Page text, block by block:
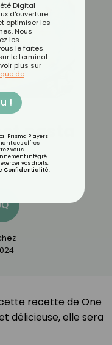
pasta
recette de One
délicieuse, elle sera
Digital
d'ouverture
optimiser les
Nous
les
le faites
le terminal
plus sur
de
!
Prisma Players
des offres
vous
intégré
vos droits,
Confidentialité.